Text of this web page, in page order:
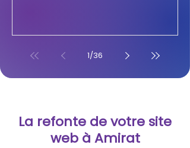
1/36
La refonte de votre site
web à Amirat